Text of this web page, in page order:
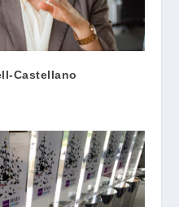
Castellano